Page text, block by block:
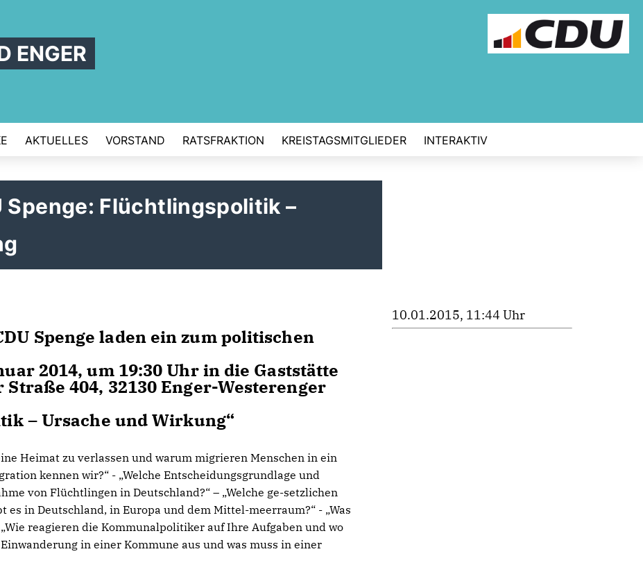
ENGER
AKTUELLES VORSTAND RATSFRAKTION KREISTAGSMITGLIEDER INTERAKTIV
Spenge: Flüchtlingspolitik –
Spenge laden ein zum politischen
2014, um 19:30 Uhr in die Gaststätte
404, 32130 Enger-Westerenger
– Ursache und Wirkung“
Heimat zu verlassen und warum migrieren Menschen in ein
kennen wir?“ - „Welche Entscheidungsgrundlage und
von Flüchtlingen in Deutschland?“ – „Welche ge-setzlichen
in Deutschland, in Europa und dem Mittel-meerraum?“ - „Was
reagieren die Kommunalpolitiker auf Ihre Aufgaben und wo
in einer Kommune aus und was muss in einer
10.01.2015, 11:44 Uhr